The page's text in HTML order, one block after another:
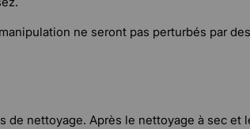
ne seront pas perturbés par
nettoyage. Après le nettoyage à sec et